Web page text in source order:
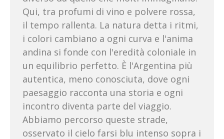
Qui, tra profumi di vino e polvere rossa,
il tempo rallenta. La natura detta i ritmi,
i colori cambiano a ogni curva e l'anima
andina si fonde con l'eredità coloniale in
un equilibrio perfetto. È l'Argentina più
autentica, meno conosciuta, dove ogni
paesaggio racconta una storia e ogni
incontro diventa parte del viaggio.
Abbiamo percorso queste strade,
osservato il cielo farsi blu intenso sopra i